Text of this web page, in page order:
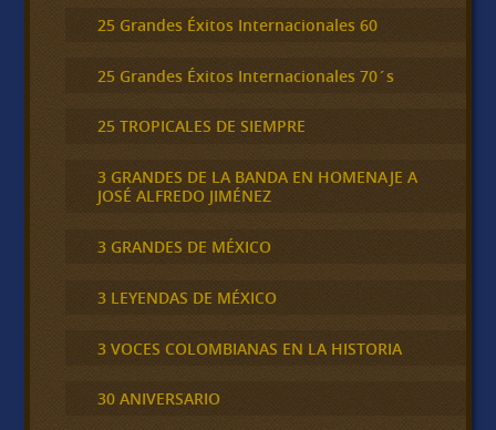
25 Grandes Éxitos Internacionales 60
25 Grandes Éxitos Internacionales 70´s
25 TROPICALES DE SIEMPRE
3 GRANDES DE LA BANDA EN HOMENAJE A
JOSÉ ALFREDO JIMÉNEZ
3 GRANDES DE MÉXICO
3 LEYENDAS DE MÉXICO
3 VOCES COLOMBIANAS EN LA HISTORIA
30 ANIVERSARIO